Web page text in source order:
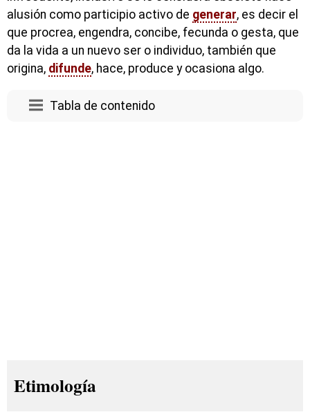
alusión como participio activo de generar, es decir el
que procrea, engendra, concibe, fecunda o gesta, que
da la vida a un nuevo ser o individuo, también que
origina, difunde, hace, produce y ocasiona algo.
Tabla de contenido
Etimología